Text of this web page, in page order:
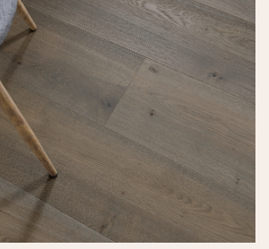
DÉCOUVRIR>>